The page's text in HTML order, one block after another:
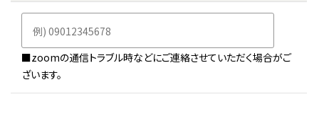
Eeそろばん
■zoomの通信トラブル時などにご連絡させていただく場合がご
ざいます。